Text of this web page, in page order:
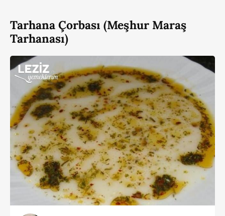
Tarhana Çorbası (Meşhur Maraş
Tarhanası)